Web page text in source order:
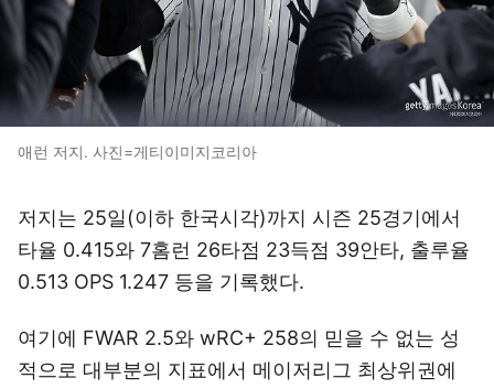
애런 저지. 사진=게티이미지코리아
저지는 25일(이하 한국시각)까지 시즌 25경기에서
타율 0.415와 7홈런 26타점 23득점 39안타, 출루율
0.513 OPS 1.247 등을 기록했다.
여기에 FWAR 2.5와 wRC+ 258의 믿을 수 없는 성
적으로 대부분의 지표에서 메이저리그 최상위권에